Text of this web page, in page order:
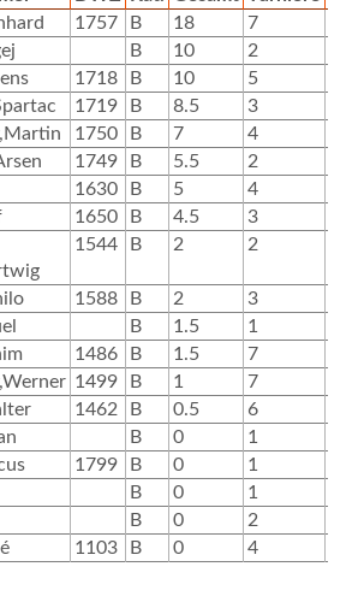
1757 B 18 7
B 10 2
1718 B 10 5
1719 B 8.5 3
1750 B 7 4
1749 B 5.5
2
1630 B 5 4
1650 B 4.5
3
1544 B 2 2
1588 B 2 3
B 1.5
1
1486 B 1.5 7
1499 B 1 7
1462 B 0.5 6
B 0 1
1799 B 0 1
B 0
1
B 0 2
1103 B 0 4